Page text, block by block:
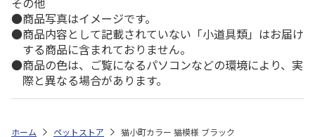
商品写真はイメージです。
商品内容として記載されていない「小道具類」はお届け
する商品に含まれておりません。
商品の色は、ご覧になるパソコンなどの環境により、実
際と異なる場合があります。
ホーム ペットストア 猫小町カラー 猫模様 ブラック